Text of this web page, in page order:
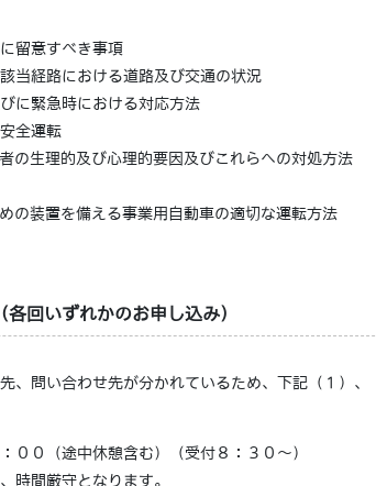
留意すべき事項
当経路における道路及び交通の状況
に緊急時における対応方法
全運転
の生理的及び心理的要因及びこれらへの対処方法
の装置を備える事業用自動車の適切な運転方法
各回いずれかのお申し込み）
、問い合わせ先が分かれているため、下記（１）
００（途中休憩含む）（受付８：３０～）
時間厳守となります。